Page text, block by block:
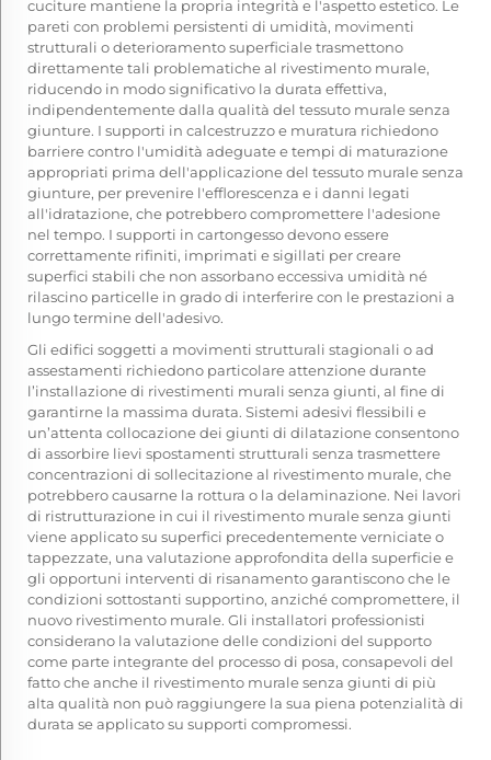
cuciture mantiene la propria integrità e l'aspetto estetico. Le
pareti con problemi persistenti di umidità, movimenti
strutturali o deterioramento superficiale trasmettono
direttamente tali problematiche al rivestimento murale,
riducendo in modo significativo la durata effettiva,
indipendentemente dalla qualità del tessuto murale senza
giunture. I supporti in calcestruzzo e muratura richiedono
barriere contro l'umidità adeguate e tempi di maturazione
appropriati prima dell'applicazione del tessuto murale senza
giunture, per prevenire l'efflorescenza e i danni legati
all'idratazione, che potrebbero compromettere l'adesione
nel tempo. I supporti in cartongesso devono essere
correttamente rifiniti, imprimati e sigillati per creare
superfici stabili che non assorbano eccessiva umidità né
rilascino particelle in grado di interferire con le prestazioni a
lungo termine dell'adesivo.
Gli edifici soggetti a movimenti strutturali stagionali o ad
assestamenti richiedono particolare attenzione durante
l’installazione di rivestimenti murali senza giunti, al fine di
garantirne la massima durata. Sistemi adesivi flessibili e
un’attenta collocazione dei giunti di dilatazione consentono
di assorbire lievi spostamenti strutturali senza trasmettere
concentrazioni di sollecitazione al rivestimento murale, che
potrebbero causarne la rottura o la delaminazione. Nei lavori
di ristrutturazione in cui il rivestimento murale senza giunti
viene applicato su superfici precedentemente verniciate o
tappezzate, una valutazione approfondita della superficie e
gli opportuni interventi di risanamento garantiscono che le
condizioni sottostanti supportino, anziché compromettere, il
nuovo rivestimento murale. Gli installatori professionisti
considerano la valutazione delle condizioni del supporto
come parte integrante del processo di posa, consapevoli del
fatto che anche il rivestimento murale senza giunti di più
alta qualità non può raggiungere la sua piena potenzialità di
durata se applicato su supporti compromessi.